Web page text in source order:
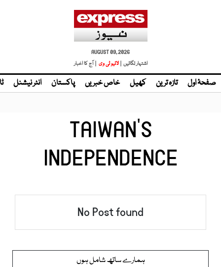
AUGUST 09, 2026
اشتہار لگائیں | لائیو ٹی وی | آج کا اخبار
صفحۂ اول تازہ ترین کھیل خاص خبریں پاکستان انٹر نیشنل
TAIWAN’S
INDEPENDENCE
No Post found
ہمارے ساتھ شامل ہوں